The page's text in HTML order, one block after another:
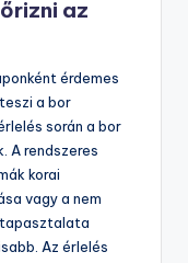
az
érdemes
a bor
során a bor
A rendszeres
korai
vagy a nem
tapasztalata
Az érlelés